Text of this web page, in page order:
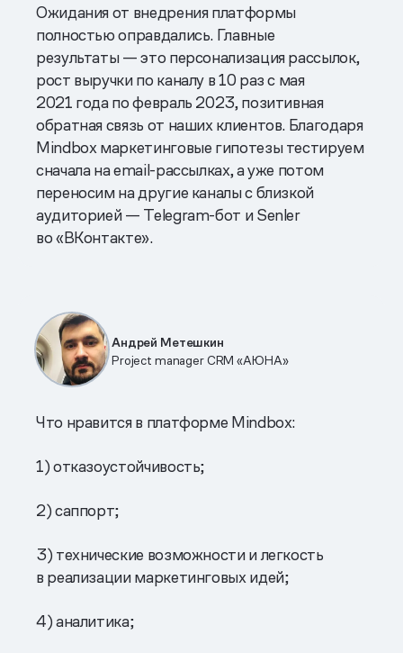
Ожидания от внедрения платформы
полностью оправдались. Главные
результаты — это персонализация рассылок,
рост выручки по каналу в 10 раз с мая
2021 года по февраль 2023, позитивная
обратная связь от наших клиентов. Благодаря
Mindbox маркетинговые гипотезы тестируем
сначала на email-рассылках, а уже потом
переносим на другие каналы с близкой
аудиторией — Telegram-бот и Senler
во «ВКонтакте».
Андрей Метешкин
Project manager CRM «АЮНА»
Что нравится в платформе Mindbox:
1) отказоустойчивость;
2) саппорт;
3) технические возможности и легкость
в реализации маркетинговых идей;
4) аналитика;